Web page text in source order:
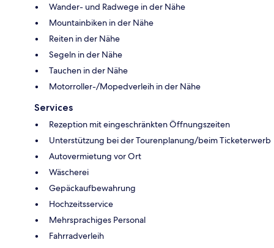
Wander- und Radwege in der Nähe
Mountainbiken in der Nähe
Reiten in der Nähe
Segeln in der Nähe
Tauchen in der Nähe
Motorroller-/Mopedverleih in der Nähe
Services
Rezeption mit eingeschränkten Öffnungszeiten
Unterstützung bei der Tourenplanung/beim Ticketerwerb
Autovermietung vor Ort
Wäscherei
Gepäckaufbewahrung
Hochzeitsservice
Mehrsprachiges Personal
Fahrradverleih